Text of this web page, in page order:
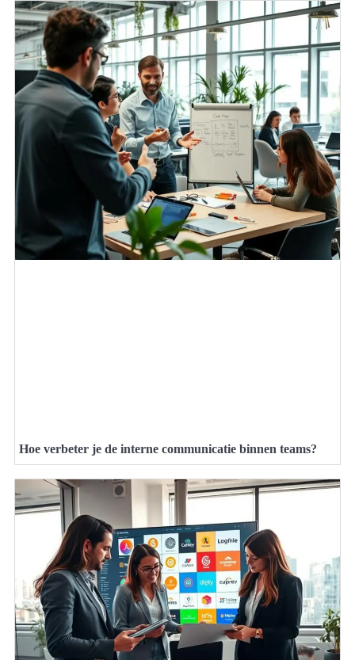
Hoe verbeter je de interne communicatie binnen teams?